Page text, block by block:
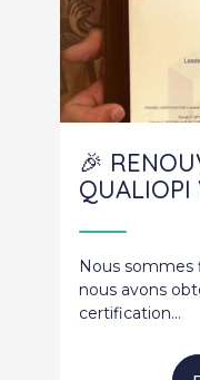
🎉
QUALIOPI
Nous sommes
nous avons
certification…